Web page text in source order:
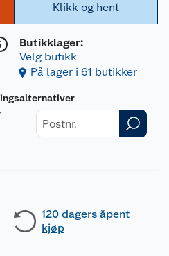
Klikk og hent
Butikklager:
Velg butikk
På lager i 61 butikker
120 dagers åpent
kjøp